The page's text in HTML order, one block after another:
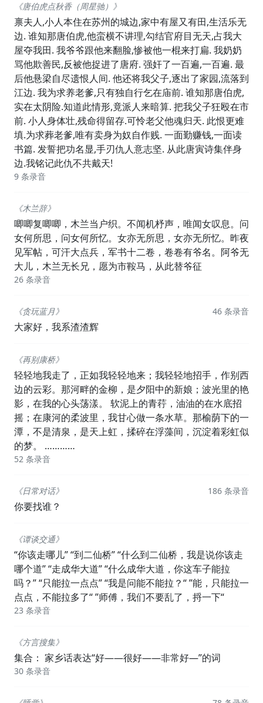
《唐伯虎点秋香（周星驰）》
禀夫人,小人本住在苏州的城边,家中有屋又有田,生活乐无
边. 谁知那唐伯虎,他蛮横不讲理,勾结官府目无天,占我大
屋夺我田. 我爷爷跟他来翻脸,惨被他一棍来打扁. 我奶奶
骂他欺善民,反被他捉进了唐府. 强奸了一百遍,一百遍. 最
后他悬梁自尽遗恨人间. 他还将我父子,逐出了家园,流落到
江边. 我为求养老爹,只有独自行乞在庙前. 谁知那唐伯虎,
实在太阴险.知道此情形,竟派人来暗算. 把我父子狂殴在市
前. 小人身体壮,残命得留存.可怜老父他魂归天. 此恨更难
填.为求葬老爹,唯有卖身为奴自作贱. 一面勤赚钱,一面读
书篇. 发誓把功名显,手刃仇人意志坚. 从此唐寅诗集伴身
边.我铭记此仇不共戴天!
9 条录音
《木兰辞》
唧唧复唧唧，木兰当户织。不闻机杼声，唯闻女叹息。问
女何所思，问女何所忆。女亦无所思，女亦无所忆。昨夜
见军帖，可汗大点兵，军书十二卷，卷卷有爷名。阿爷无
大儿，木兰无长兄，愿为市鞍马，从此替爷征
26 条录音
《贪玩蓝月》
大家好，我系渣渣辉
46 条录音
《再别康桥》
轻轻地我走了，正如我轻轻地来；我轻轻地招手，作别西
边的云彩。那河畔的金柳，是夕阳中的新娘；波光里的艳
影，在我的心头荡漾。 软泥上的青荇，油油的在水底招
摇；在康河的柔波里，我甘心做一条水草。那榆荫下的一
潭，不是清泉，是天上虹，揉碎在浮藻间，沉淀着彩虹似
的梦。 …………
52 条录音
《日常对话》
你要找谁？
186 条录音
《谭谈交通》
“你该走哪儿” “到二仙桥” “什么到二仙桥，我是说你该走
哪个道” “走成华大道” “什么成华大道，你这车子能拉
吗？” “只能拉一点点” “我是问能不能拉？“ ”能，只能拉一
点点，不能拉多了“ ”师傅，我们不要乱了，捋一下“
23 条录音
《方言搜集》
集合： 家乡话表达“好——很好——非常好—”的词
30 条录音